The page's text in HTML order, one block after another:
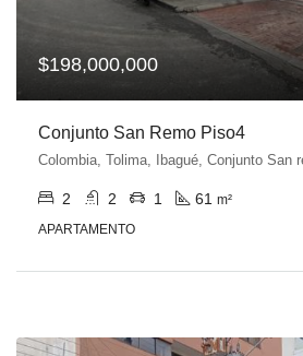
$198,000,000
Conjunto San Remo Piso4
2 2 1 61 m²
APARTAMENTO